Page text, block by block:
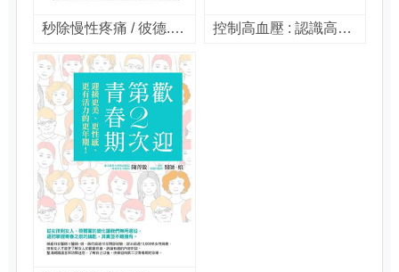
秒除慢性疼痛 / 彼德.藍道夫, 布萊恩.塔西著 ; 覃曉安譯 控制高血壓 : 認識高血壓的症狀及治療 / 羅伯. 巴克曼(Robert Buckman), 派絲. 衛斯考特(Pasty Westcott)合著 ; 何修宜譯